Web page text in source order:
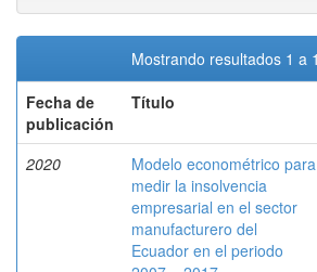
Mostrando resultados 1 a
Fecha de
publicación
Título
2020
Modelo econométrico para
medir la insolvencia
empresarial en el sector
manufacturero del
Ecuador en el periodo